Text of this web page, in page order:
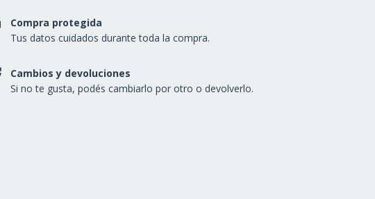
Compra protegida
Tus datos cuidados durante toda la compra.
Cambios y devoluciones
Si no te gusta, podés cambiarlo por otro o devolverlo.